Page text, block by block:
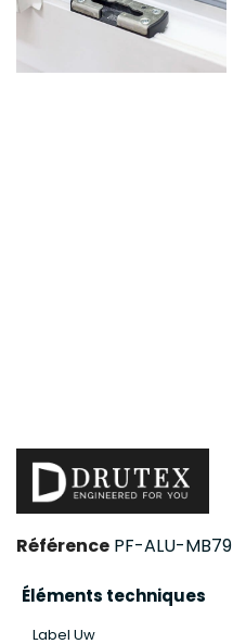
Référence PF-ALU-MB79
Éléments techniques
Label Uw